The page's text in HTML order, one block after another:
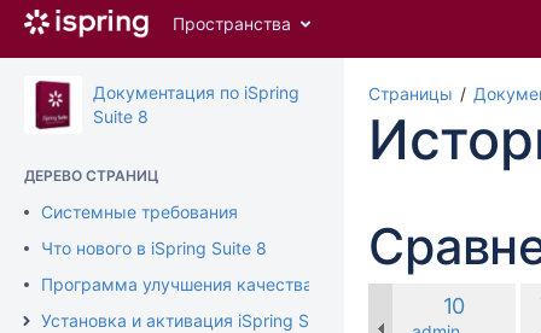
Перейти
главному
содержимому
assistive.skiplink.to.breadcrumbs
assistive.skiplink.to.header.menu
assistive.skiplink.to.quick.search
Пространства
Документация по iSpring
Suite 8
ДЕРЕВО СТРАНИЦ
Системные требования
Что нового в iSpring Suite 8
Программа улучшения качества продукта
Установка и активация iSpring Suite
Страницы
Старая
10